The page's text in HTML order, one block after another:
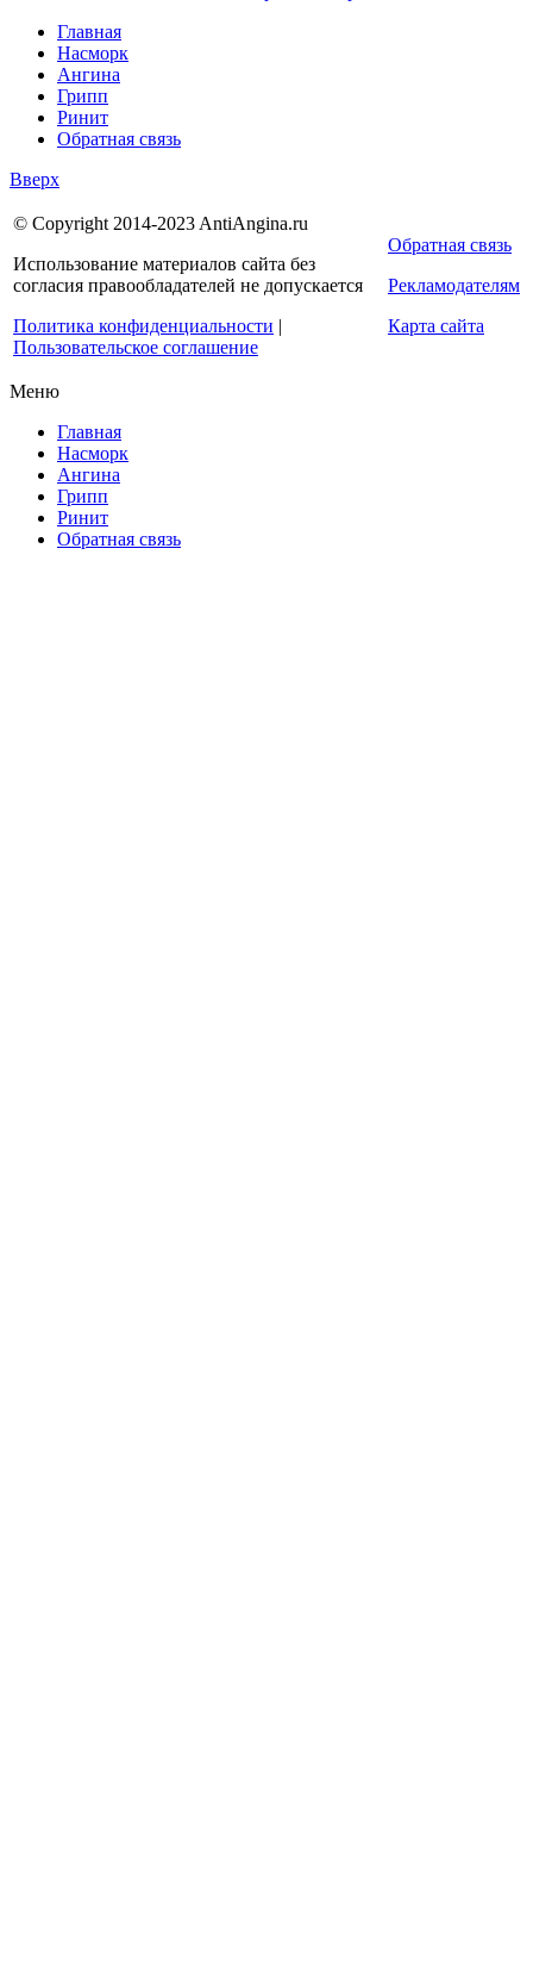
Главная
Насморк
Ангина
Грипп
Ринит
Обратная связь
Вверх
© Copyright 2014-2023 AntiAngina.ru
Использование материалов сайта без
согласия правообладателей не допускается
Политика конфиденциальности
Пользовательское соглашение
Обратная связь
Рекламодателям
Карта сайта
Меню
Главная
Насморк
Ангина
Грипп
Ринит
Обратная связь